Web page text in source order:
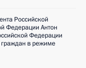
Российской
Федерации Антон
Федерации
в режиме